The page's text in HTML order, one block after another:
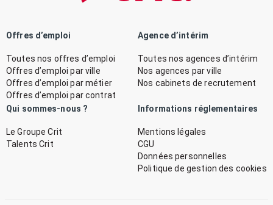
Offres d’emploi
Toutes nos offres d’emploi
Offres d’emploi par ville
Offres d’emploi par métier
Offres d’emploi par contrat
Agence d’intérim
Toutes nos agences d’intérim
Nos agences par ville
Nos cabinets de recrutement
Qui sommes-nous ?
Le Groupe Crit
Talents Crit
Informations réglementaires
Mentions légales
CGU
Données personnelles
Politique de gestion des cookies